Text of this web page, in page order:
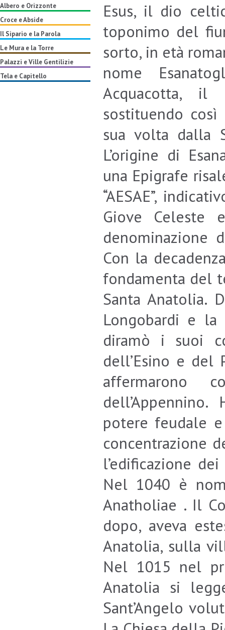
Albero e Orizzonte
Croce e Abside
Il Sipario e la Parola
Le Mura e la Torre
Palazzi e Ville Gentilizie
Tela e Capitello
Esus, il dio
toponimo del
sorto, in età
nome
Acquacotta, il
sostituendo
sua volta dalla
L’origine di
una Epigrafe
“AESAE”,
Giove Celeste
denominazione
Con la
fondamenta del
Santa Anatolia.
Longobardi e
diramò i suoi
dell’Esino e del
affermarono
potere feudale
concentrazione
l’edificazione
Nel 1040 è
Anatholiae . Il
dopo, aveva
Anatolia, sulla
Nel 1015 nel
Anatolia si
Sant’Angelo